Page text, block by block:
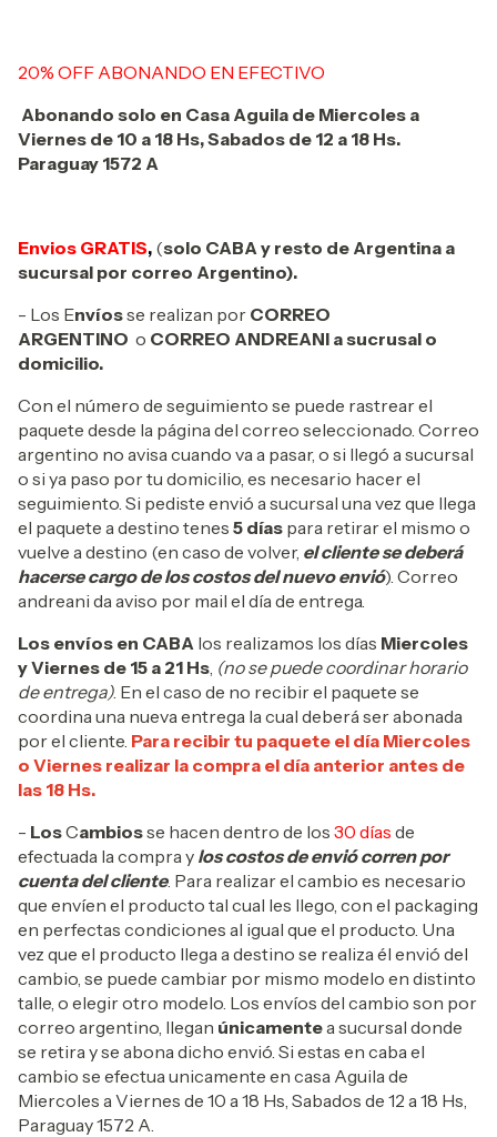
20% OFF ABONANDO EN EFECTIVO
Abonando solo en Casa Aguila de Miercoles a
Viernes de 10 a 18 Hs, Sabados de 12 a 18 Hs.
Paraguay 1572 A
Envios GRATIS, (solo CABA y resto de Argentina a
sucursal por correo Argentino).
- Los Envíosse realizan por CORREO
ARGENTINO o CORREO ANDREANI a sucrusal o
domicilio.
Con el número de seguimiento se puede rastrear el
paquete desde la página del correo seleccionado. Correo
argentino no avisa cuando va a pasar, o si llegó a sucursal
o si ya paso por tu domicilio, es necesario hacer el
seguimiento. Si pediste envió a sucursal una vez que llega
el paquete a destino tenes 5 días para retirar el mismo o
vuelve a destino (en caso de volver, el cliente se deberá
hacerse cargo de los costos del nuevo envió). Correo
andreani da aviso por mail el día de entrega.
Los envíos en CABA los realizamos los días Miercoles
y Viernes de 15 a 21 Hs, (no se puede coordinar horario
de entrega). En el caso de no recibir el paquete se
coordina una nueva entrega la cual deberá ser abonada
por el cliente. Para recibir tu paquete el día Miercoles
o Viernes realizar la compra el día anterior antes de
las 18 Hs.
- LosCambiosse hacen dentro de los 30 días de
efectuada la compra y los costos de envió corren por
cuenta del cliente. Para realizar el cambio es necesario
que envíen el producto tal cual les llego, con el packaging
en perfectas condiciones al igual que el producto. Una
vez que el producto llega a destino se realiza él envió del
cambio, se puede cambiar por mismo modelo en distinto
talle, o elegir otro modelo. Los envíos del cambio son por
correo argentino, llegan únicamentea sucursal donde
se retira y se abona dicho envió. Si estas en caba el
cambio se efectua unicamente en casa Aguila de
Miercoles a Viernes de 10 a 18 Hs, Sabados de 12 a 18 Hs,
Paraguay 1572 A.